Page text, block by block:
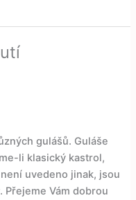
gulášů. Guláše
li klasický kastrol,
uvedeno jinak, jsou
Vám dobrou